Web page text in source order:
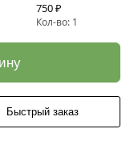
750 ₽
Кол-во: 1
Быстрый заказ